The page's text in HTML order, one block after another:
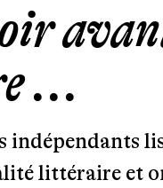
...
indépendants
littéraire et